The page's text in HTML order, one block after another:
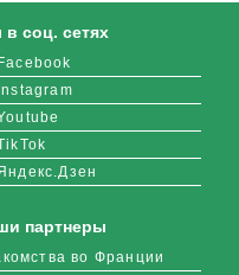
соц. сетях
Facebook
Instagram
партнеры
во Франции